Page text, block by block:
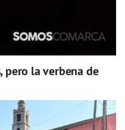
pero la verbena de